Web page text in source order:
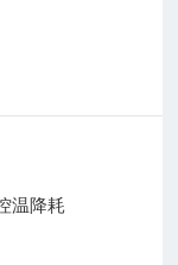
温降耗